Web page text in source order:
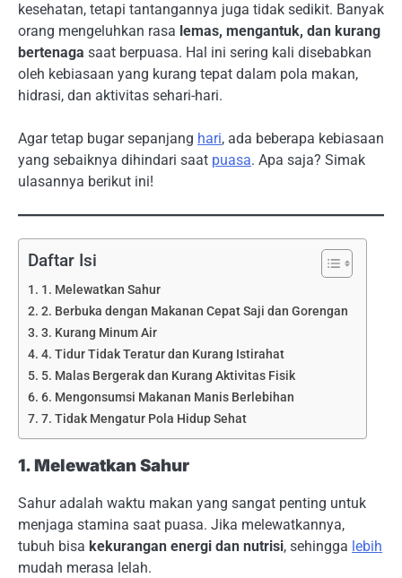
kesehatan, tetapi tantangannya juga tidak sedikit. Banyak
orang mengeluhkan rasa lemas, mengantuk, dan kurang
bertenaga saat berpuasa. Hal ini sering kali disebabkan
oleh kebiasaan yang kurang tepat dalam pola makan,
hidrasi, dan aktivitas sehari-hari.
Agar tetap bugar sepanjang hari, ada beberapa kebiasaan
yang sebaiknya dihindari saat puasa. Apa saja? Simak
ulasannya berikut ini!
Daftar Isi
1. Melewatkan Sahur
2. Berbuka dengan Makanan Cepat Saji dan Gorengan
3. Kurang Minum Air
4. Tidur Tidak Teratur dan Kurang Istirahat
5. Malas Bergerak dan Kurang Aktivitas Fisik
6. Mengonsumsi Makanan Manis Berlebihan
7. Tidak Mengatur Pola Hidup Sehat
1. Melewatkan Sahur
Sahur adalah waktu makan yang sangat penting untuk
menjaga stamina saat puasa. Jika melewatkannya,
tubuh bisa kekurangan energi dan nutrisi, sehingga lebih
mudah merasa lelah.